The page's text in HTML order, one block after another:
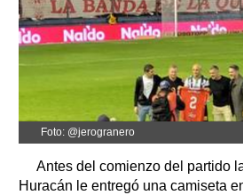
Foto: @jerogranero
Antes del comienzo del partido
Huracán le entregó una camiseta